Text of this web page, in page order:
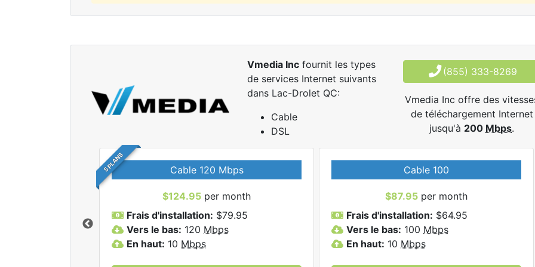
Vmedia Incfournit les types
de services Internet suivants
dans Lac-Drolet QC:
Cable
DSL
(855) 333-8269
Vmedia Inc offre des
de téléchargement Internet
jusqu'à 200 Mbps.
5 PLANS Cable 120 Mbps
$124.95 per month
Frais d'installation: $79.95
Vers le bas: 120 Mbps
En haut: 10 Mbps
Cable 100
$87.95 per month
Frais d'installation: $64.95
Vers le bas: 100 Mbps
En haut: 10 Mbps